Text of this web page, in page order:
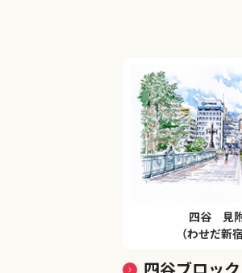
四谷 見
（わせだ新